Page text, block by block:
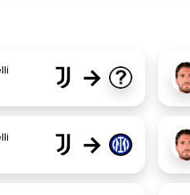
→
→